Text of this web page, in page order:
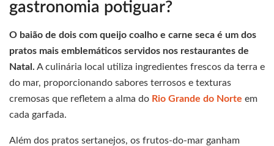
gastronomia potiguar?
O baião de dois com queijo coalho e carne seca é um dos
pratos mais emblemáticos servidos nos restaurantes de
Natal. A culinária local utiliza ingredientes frescos da terra e
do mar, proporcionando sabores terrosos e texturas
cremosas que refletem a alma do Rio Grande do Norte em
cada garfada.
Além dos pratos sertanejos, os frutos-do-mar ganham